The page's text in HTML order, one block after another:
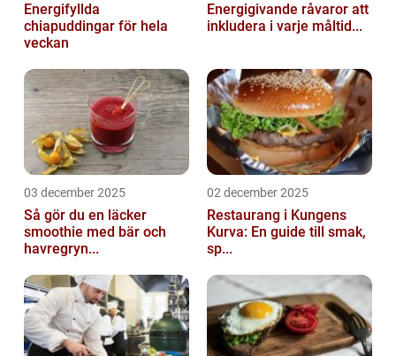
Energifyllda
chiapuddingar för hela
veckan
Energigivande råvaror att
inkludera i varje måltid...
03 december 2025
Så gör du en läcker
smoothie med bär och
havregryn...
02 december 2025
Restaurang i Kungens
Kurva: En guide till smak,
sp...